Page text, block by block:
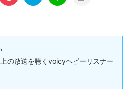
の放送を聴くvoicyヘビーリスナー